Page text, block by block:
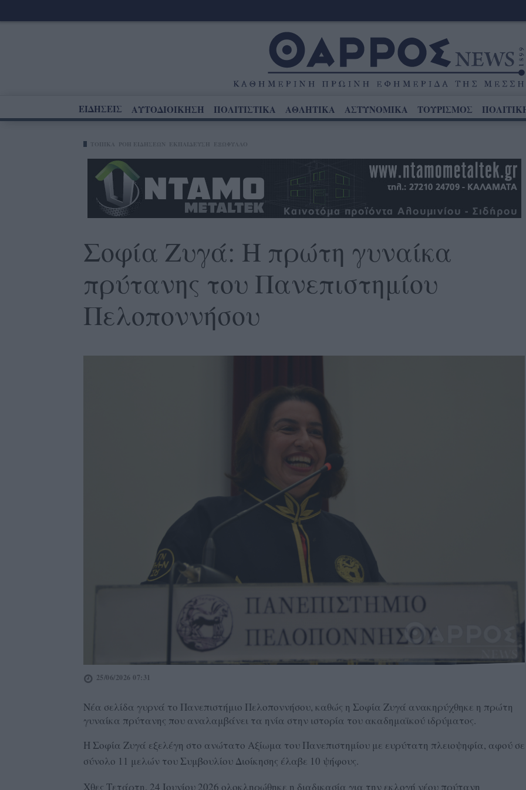
ΕΙΔΗΣΕΙΣ ΑΥΤΟΔΙΟΙΚΗΣΗ ΠΟΛΙΤΙΣΤΙΚΑ ΑΘΛΗΤΙΚΑ ΑΣΤΥΝΟΜΙΚΑ ΤΟΥΡΙΣΜΟΣ
Σοφία Ζυγά: Η πρώτη γυναίκα
πρύτανης του Πανεπιστημίου
Πελοποννήσου
25/06/2026 07:31
Νέα σελίδα γυρνά το Πανεπιστήμιο Πελοποννήσου, καθώς η Σοφία Ζυγά ανακηρύχθηκε η πρώτη
γυναίκα πρύτανης που αναλαμβάνει τα ηνία στην ιστορία του ακαδημαϊκού ιδρύματος.
Η Σοφία Ζυγά εξελέγη στο ανώτατο Αξίωμα του Πανεπιστημίου με ευρύτατη πλειοψηφία, αφού σε
σύνολο 11 μελών του Συμβουλίου Διοίκησης έλαβε 10 ψήφους.
Χθες Τετάρτη, 24 Ιουνίου 2026 ολοκληρώθηκε η διαδικασία για την εκλογή νέου πρύτανη